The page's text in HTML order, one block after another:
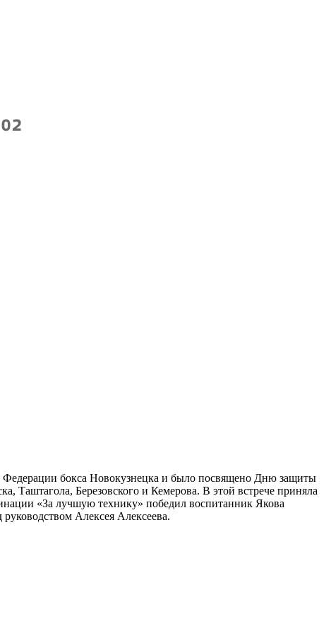
Федерации бокса Новокузнецка и было посвящено Дню защиты
Таштагола, Березовского и Кемерова. В этой встрече приняла
«За лучшую технику» победил воспитанник Якова
Алексея Алексеева.